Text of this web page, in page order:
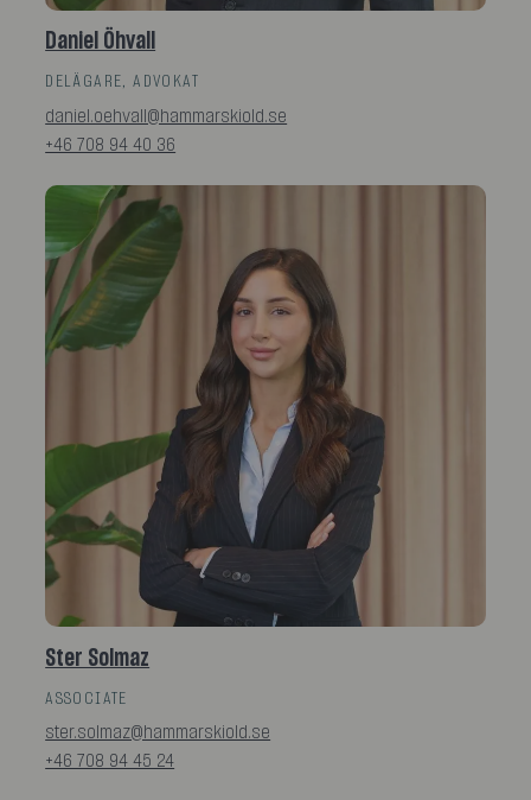
Daniel Öhvall
DELÄGARE, ADVOKAT
daniel.oehvall@hammarskiold.se
+46 708 94 40 36
Ster Solmaz
ASSOCIATE
ster.solmaz@hammarskiold.se
+46 708 94 45 24